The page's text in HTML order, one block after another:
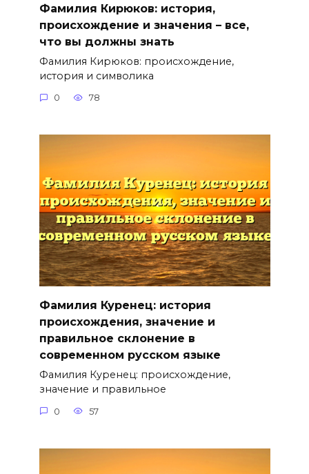
Фамилия Кирюков: история,
происхождение и значения – все,
что вы должны знать
Фамилия Кирюков: происхождение,
история и символика
0 78
Фамилия Куренец: история
происхождения, значение и
правильное склонение в
современном русском языке
Фамилия Куренец: происхождение,
значение и правильное
0 57